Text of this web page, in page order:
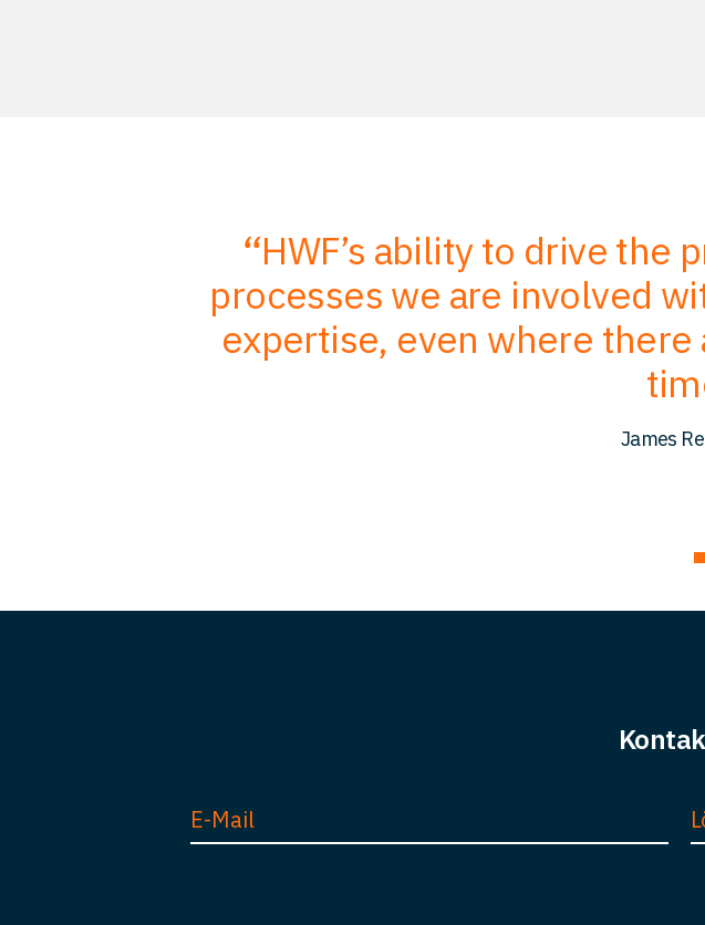
HWF’s ability to drive the
processes we are involved
expertise, even where
James